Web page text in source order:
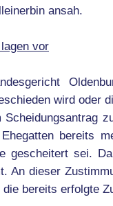
ansah.
vor
wird oder
bereits
gescheitert sei.
An dieser
bereits erfolgte